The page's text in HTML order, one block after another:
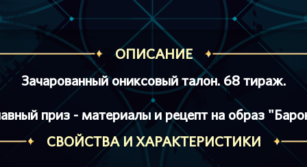
ОПИСАНИЕ
Зачарованный ониксовый талон. 68 тираж.
приз - материалы и рецепт на образ
СВОЙСТВА И ХАРАКТЕРИСТИКИ